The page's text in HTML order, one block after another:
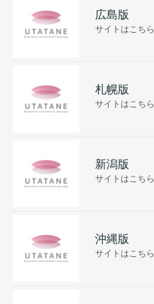
広島版
サイトはこちら
札幌版
サイトはこちら
新潟版
サイトはこちら
沖縄版
サイトはこちら